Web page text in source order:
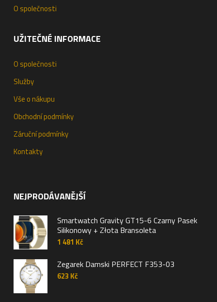
O společnosti
UŽITEČNÉ INFORMACE
O společnosti
Služby
Vše o nákupu
Obchodní podmínky
Záruční podmínky
Kontakty
NEJPRODÁVANĚJŠÍ
Smartwatch Gravity GT15-6 Czarny Pasek
Silikonowy + Złota Bransoleta
1 481 Kč
Zegarek Damski PERFECT F353-03
623 Kč